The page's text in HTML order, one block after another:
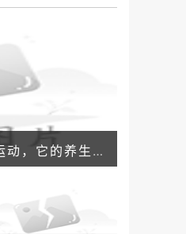
太极拳是一种优秀的健身运动，它的养生保健作用非常显著。太极拳体现了中华传统文化的特点，运动过程中呼吸和思维的调整更能增强身体的免疫力，达到养生的效果。下面是太极拳